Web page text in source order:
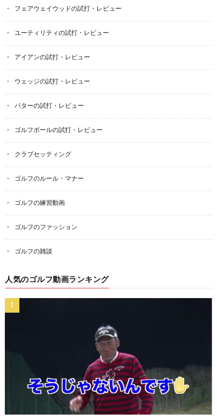
フェアウェイウッドの試打・レビュー
ユーティリティの試打・レビュー
アイアンの試打・レビュー
ウェッジの試打・レビュー
パターの試打・レビュー
ゴルフボールの試打・レビュー
クラブセッティング
ゴルフのルール・マナー
ゴルフの練習動画
ゴルフのファッション
ゴルフの雑談
人気のゴルフ動画ランキング